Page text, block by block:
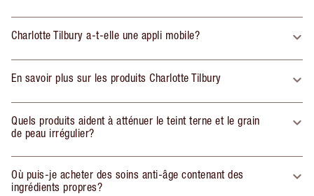
Charlotte Tilbury a-t-elle une appli mobile?
En savoir plus sur les produits Charlotte Tilbury
Quels produits aident à atténuer le teint terne et le grain
de peau irrégulier?
Où puis-je acheter des soins anti-âge contenant des
ingrédients propres?